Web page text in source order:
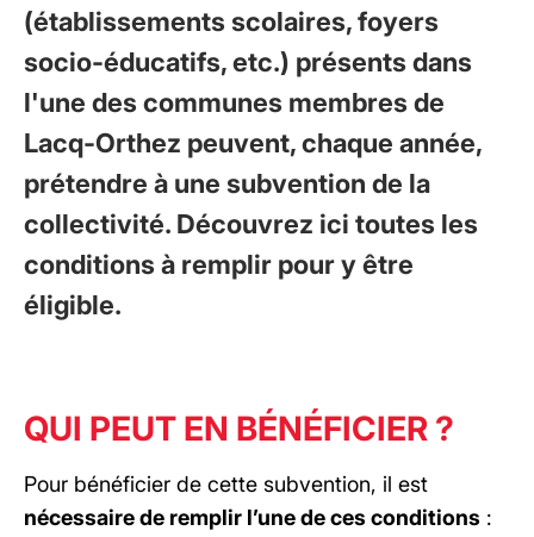
(établissements scolaires, foyers
socio-éducatifs, etc.) présents dans
l'une des communes membres de
Lacq-Orthez peuvent, chaque année,
prétendre à une subvention de la
collectivité. Découvrez ici toutes les
conditions à remplir pour y être
éligible.
QUI PEUT EN BÉNÉFICIER ?
Pour bénéficier de cette subvention, il est
nécessaire de remplir l’une de ces conditions :